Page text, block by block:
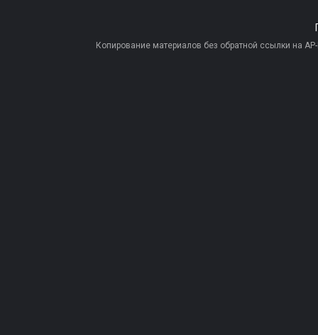
Копирование материалов без обратной ссылки на